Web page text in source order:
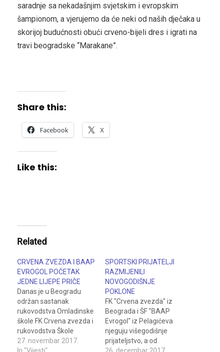
saradnje sa nekadašnjim svjetskim i evropskim
šampionom, a vjerujemo da će neki od naših dječaka u
skorijoj budućnosti obući crveno-bijeli dres i igrati na
travi beogradske “Marakane”.
Share this:
Facebook X
Like this:
Related
CRVENA ZVEZDA I BAAP
EVROGOL POČETAK
JEDNE LIJEPE PRIČE
Danas je u Beogradu
održan sastanak
rukovodstva Omladinske
škole FK Crvena zvezda i
rukovodstva Škole
fudbala BAAP Evrogol.
Tema razgovora bio je
27. novembar 2017.
In "Vijesti"
SPORTSKI PRIJATELJI
RAZMIJENILI
NOVOGODIŠNJE
POKLONE
FK "Crvena zvezda" iz
Beograda i ŠF "BAAP
Evrogol" iz Pelagićeva
njeguju višegodišnje
prijateljstvo, a od
14.10.2017. godine
26. decembar 2017.